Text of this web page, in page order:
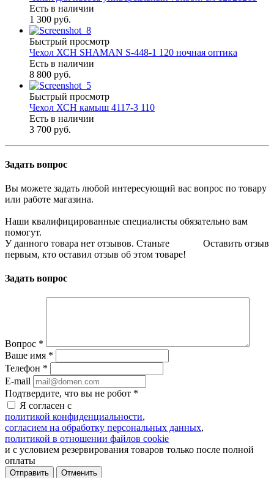
Есть в наличии
1 300 руб.
Быстрый просмотр
Чехол ХСН SHAMAN S-448-1 120 ночная оптика
Есть в наличии
8 800 руб.
Быстрый просмотр
Чехол ХСН камыш 4117-3 110
Есть в наличии
3 700 руб.
Задать вопрос
Вы можете задать любой интересующий вас вопрос по товару
или работе магазина.
Наши квалифицированные специалисты обязательно вам
помогут.
Оставить отзыв
У данного товара нет отзывов. Станьте
первым, кто оставил отзыв об этом товаре!
Задать вопрос
Вопрос *
Ваше имя *
Телефон *
E-mail
Подтвердите, что вы не робот *
Я согласен с
политикой конфиденциальности,
согласием на обработку персональных данных,
политикой в отношении файлов cookie
и с условием резервирования товаров только после полной
оплаты
Отменить